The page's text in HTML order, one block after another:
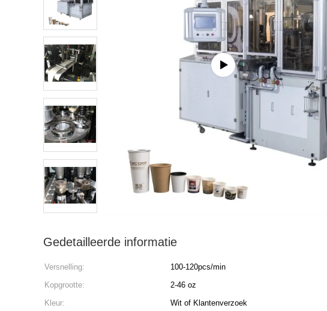
Gedetailleerde informatie
Versnelling: 100-120pcs/min
Kopgrootte:
2-46 oz
Kleur:
Wit of Klantenverzoek